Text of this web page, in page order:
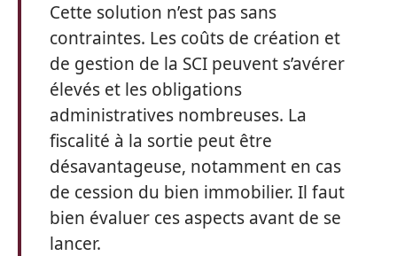
Cette solution n’est pas sans
contraintes. Les coûts de création et
de gestion de la SCI peuvent s’avérer
élevés et les obligations
administratives nombreuses. La
fiscalité à la sortie peut être
désavantageuse, notamment en cas
de cession du bien immobilier. Il faut
bien évaluer ces aspects avant de se
lancer.